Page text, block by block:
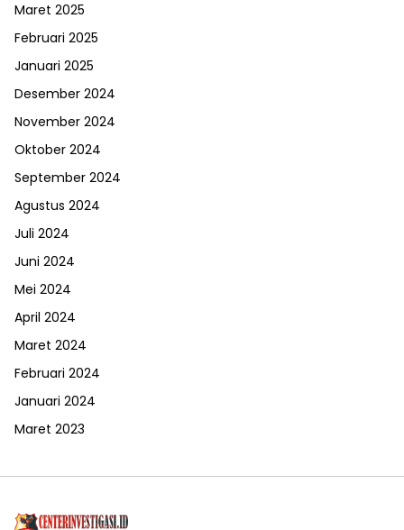
Maret 2025
Februari 2025
Januari 2025
Desember 2024
November 2024
Oktober 2024
September 2024
Agustus 2024
Juli 2024
Juni 2024
Mei 2024
April 2024
Maret 2024
Februari 2024
Januari 2024
Maret 2023